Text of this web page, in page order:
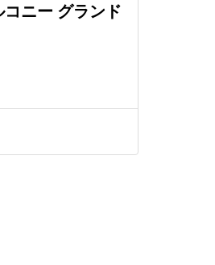
ニー グランド